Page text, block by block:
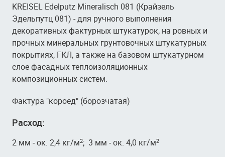
KREISEL Edelputz Mineralisch 081 (Крайзель
Эдельпутц 081) - для ручного выполнения
декоративных фактурных штукатурок, на ровных и
прочных минеральных грунтовочных штукатурных
покрытиях, ГКЛ, а также на базовом штукатурном
слое фасадных теплоизоляционных
композиционных систем.
Фактура "короед" (борозчатая)
Расход:
2 мм - ок. 2,4 кг/м2; 3 мм - ок. 4,0 кг/м2